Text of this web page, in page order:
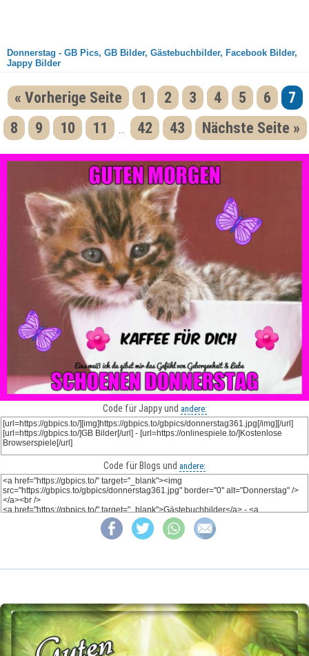
Donnerstag - GB Pics, GB Bilder, Gästebuchbilder, Facebook Bilder,
Jappy Bilder
« Vorherige Seite 1 2 3 4 5 6
7
8
9 10 11 42 43 Nächste Seite »
Code für Jappy und andere:
Code für Blogs und andere: